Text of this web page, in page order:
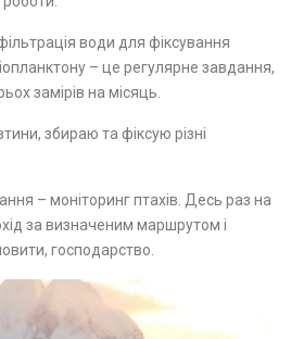
води для фіксування
– це регулярне завдання,
замірів на місяць.
збираю та фіксую різні
– моніторинг птахів. Десь раз на
за визначеним маршрутом і
господарство.